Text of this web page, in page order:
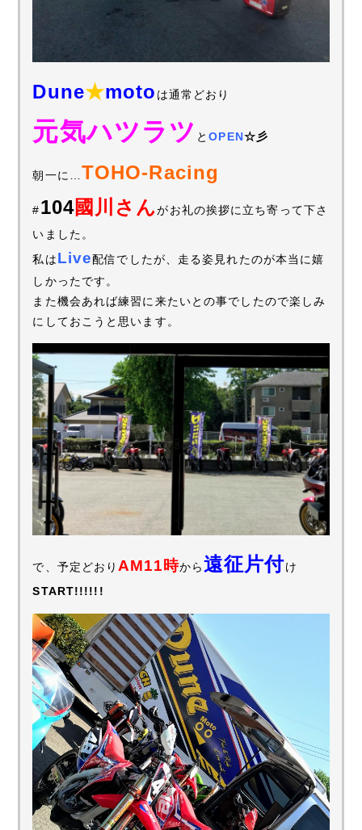
Dune★moto は通常どおり
元気ハツラツ とOPEN☆彡
朝一に… TOHO-Racing
#104國川さんがお礼の挨拶に立ち寄って下さ
いました。
私はLive配信でしたが、走る姿見れたのが本当に嬉
しかったです。
また機会あれば練習に来たいとの事でしたので楽しみ
にしておこうと思います。
で、予定どおりAM11時から遠征片付け
START!!!!!!